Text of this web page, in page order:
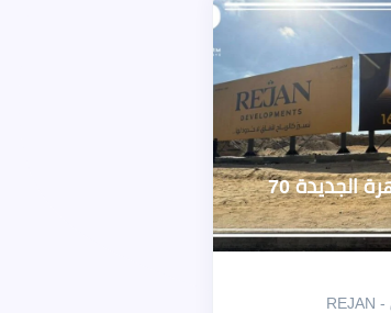
مول سيفينتي بلازا القاهرة الجديدة 70
شركة ريجان للتطوير العقاري - REJAN